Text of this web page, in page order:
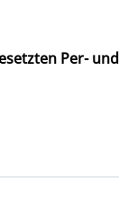
Per-